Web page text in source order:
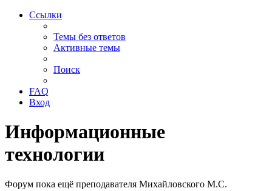
Ссылки
Темы без ответов
Активные темы
Поиск
FAQ
Вход
Информационные
технологии
Форум пока ещё преподавателя Михайловского М.С.